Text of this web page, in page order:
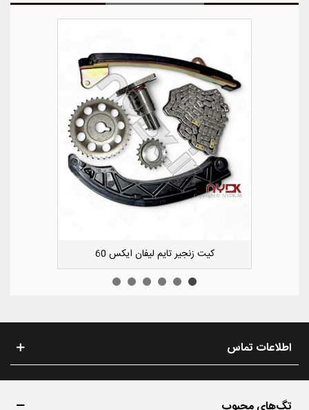
کشویی کوچک سپر عقب راست لیفان ایکس 50
اطلاعات تماس